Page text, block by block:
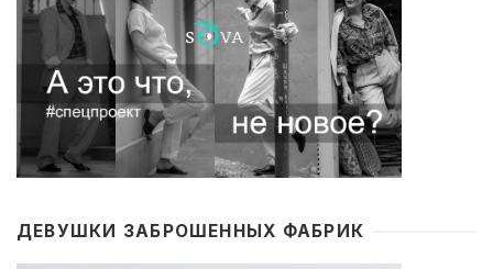
ДЕВУШКИ ЗАБРОШЕННЫХ ФАБРИК